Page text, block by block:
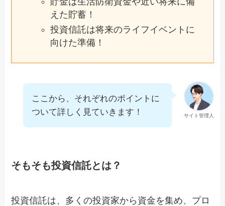
えた貯蓄！
投資信託は将来のライフイベントに
向けた準備！
サイト管理人
ここから、それぞれのポイントに
ついて詳しく見ていきます！
そもそも投資信託とは？
投資信託は、多くの投資家から資金を集め、プロ